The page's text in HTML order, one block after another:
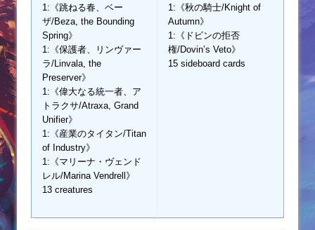
1:《跳ねる春、ベー
ザ/Beza, the Bounding
Spring》
1:《保護者、リンヴァー
ラ/Linvala, the
Preserver》
1:《偉大なる統一者、ア
トラクサ/Atraxa, Grand
Unifier》
1:《産業のタイタン/Titan
of Industry》
1:《マリーナ・ヴェンド
レル/Marina Vendrell》
13 creatures
1:《秋の騎士/Knight of
Autumn》
1:《ドビンの拒否
権/Dovin’s Veto》
15 sideboard cards